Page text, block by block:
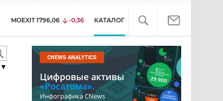
MOEXIT 1796,06 -0,36 КАТАЛОГ
▼
CNEWS ANALYTICS
Цифровые активы
«Росатома».
Инфографика CNews